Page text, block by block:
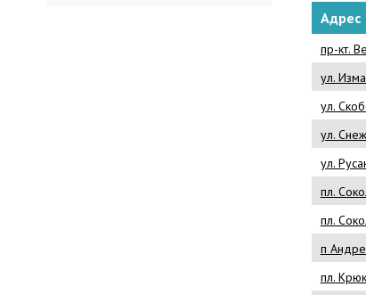
Адрес
пр-кт.
ул.
ул.
ул.
ул.
пл.
пл.
п
пл.